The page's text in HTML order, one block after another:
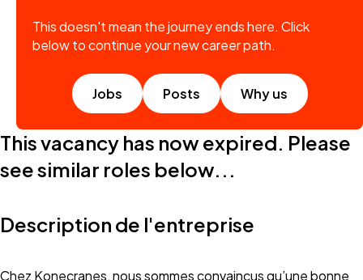
This doesn't mean the journey ends here. Click
below to continue your new career path.
Jobs Posts Why us
This vacancy has now expired. Please
see similar roles below...
Description de l'entreprise
Chez Konecranes, nous sommes convaincus qu’une bonne